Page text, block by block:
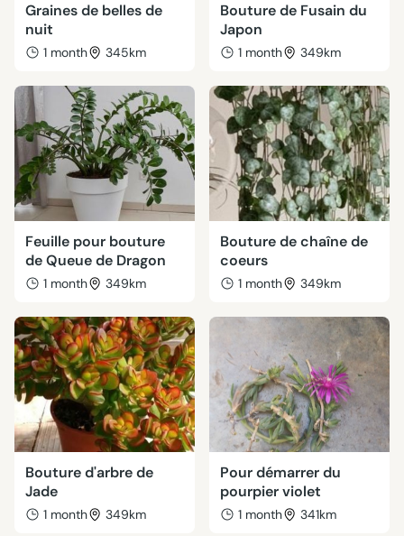
Graines de belles de
nuit
1 month 345km
Bouture de Fusain du
Japon
1 month 349km
Feuille pour bouture
de Queue de Dragon
1 month 349km
Bouture de chaîne de
coeurs
1 month 349km
Bouture d'arbre de
Jade
1 month 349km
Pour démarrer du
pourpier violet
1 month 341km